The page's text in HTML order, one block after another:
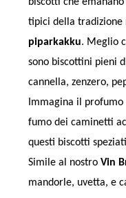
tipici della tradizione
piparkakku. Meglio
sono biscottini pieni
cannella, zenzero,
Immagina il profumo
fumo dei caminetti
questi biscotti
Simile al nostro Vin
mandorle, uvetta, e